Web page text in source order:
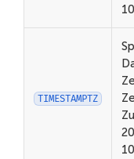
TIMESTAMPTZ